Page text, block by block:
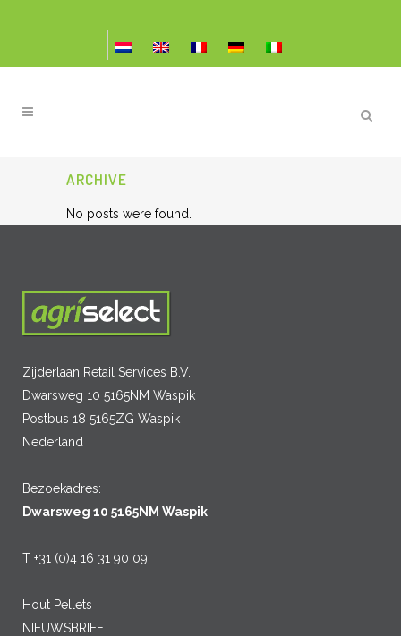
ARCHIVE
No posts were found.
Zijderlaan Retail Services B.V.
Dwarsweg 10 5165NM Waspik
Postbus 18 5165ZG Waspik
Nederland
Bezoekadres:
Dwarsweg 10 5165NM Waspik
T +31 (0)4 16 31 90 09
Hout Pellets
NIEUWSBRIEF